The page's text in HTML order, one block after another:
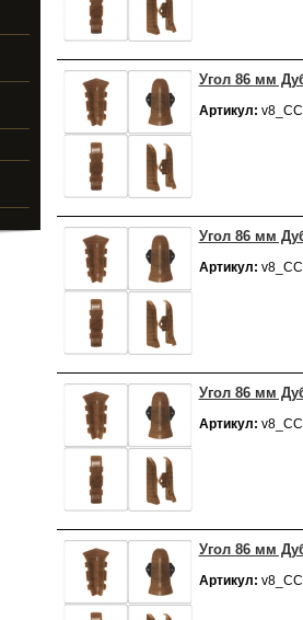
Угол 86 мм
Артикул:
Угол 86 мм
Артикул:
Угол 86 мм
Артикул:
Угол 86 мм
Артикул: